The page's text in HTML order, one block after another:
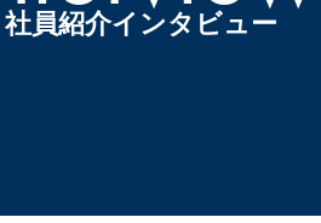
社員紹介インタビュー